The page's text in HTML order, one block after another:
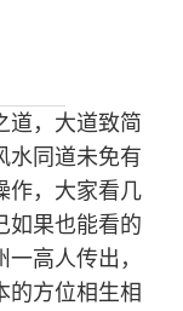
道，大道致简
水同道未免有
作，大家看几
如果也能看的
高人传出，
的方位相生相